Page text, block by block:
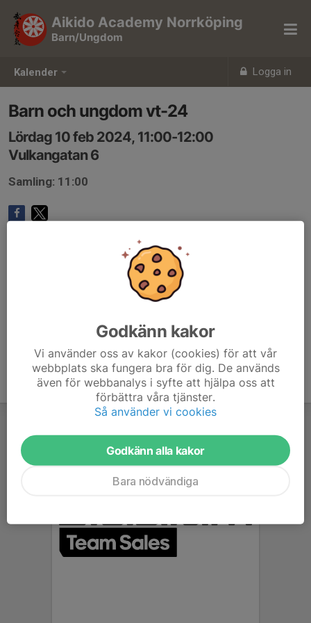
Kalender Logga in
Aikido Academy Norrköping
Barn/Ungdom
Barn och ungdom vt-24
Lördag 10 feb 2024, 11:00-12:00
Vulkangatan 6
Samling: 11:00
Godkänn kakor
Vi använder oss av kakor (cookies) för att vår
webbplats ska fungera bra för dig. De används
även för webbanalys i syfte att hjälpa oss att
förbättra våra tjänster.
Så använder vi cookies
Godkänn alla kakor
Bara nödvändiga